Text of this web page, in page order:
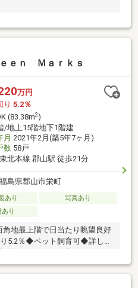
ｅｎ Ｍａｒｋｓ
万円
り 5.2％
(83.38m2)
/地上15階地下1階建
月 2021年2月(築5年7ヶ月)
数58戸
東北本線 郡山駅 徒歩21分
福島県郡山市栄町
あり
写真あり
り
地最上階で日当たり眺望良好
5.2％◆ペット飼育可◆詳しく
い合わせください◆